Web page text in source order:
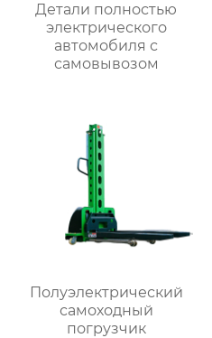
Детали полностью
электрического
автомобиля с
самовывозом
Полуэлектрический
самоходный
погрузчик